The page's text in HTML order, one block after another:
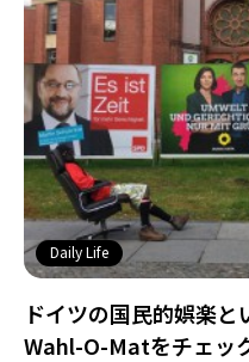
著者一覧
ライター募集
Daily Life
ドイツの国民的娯楽
Wahl-O-Matをチェッ